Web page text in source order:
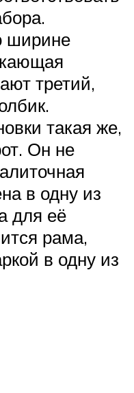
ширине
третий,
такая же,
Он не
в одну из
для её
рама,
в одну из